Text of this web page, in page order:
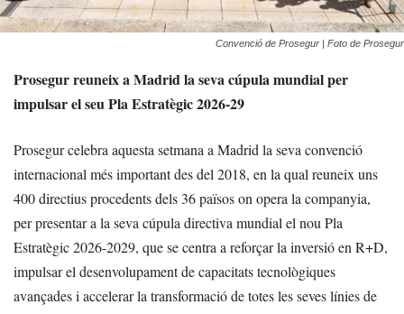
Convenció de Prosegur | Foto de Prosegur
Prosegur reuneix a Madrid la seva cúpula mundial per
impulsar el seu Pla Estratègic 2026-29
Prosegur celebra aquesta setmana a Madrid la seva convenció
internacional més important des del 2018, en la qual reuneix uns
400 directius procedents dels 36 països on opera la companyia,
per presentar a la seva cúpula directiva mundial el nou Pla
Estratègic 2026-2029, que se centra a reforçar la inversió en R+D,
impulsar el desenvolupament de capacitats tecnològiques
avançades i accelerar la transformació de totes les seves línies de